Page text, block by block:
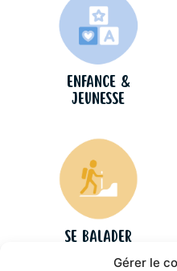
Gérer le
Enfance &
jeunesse
Se balader
en Réolais